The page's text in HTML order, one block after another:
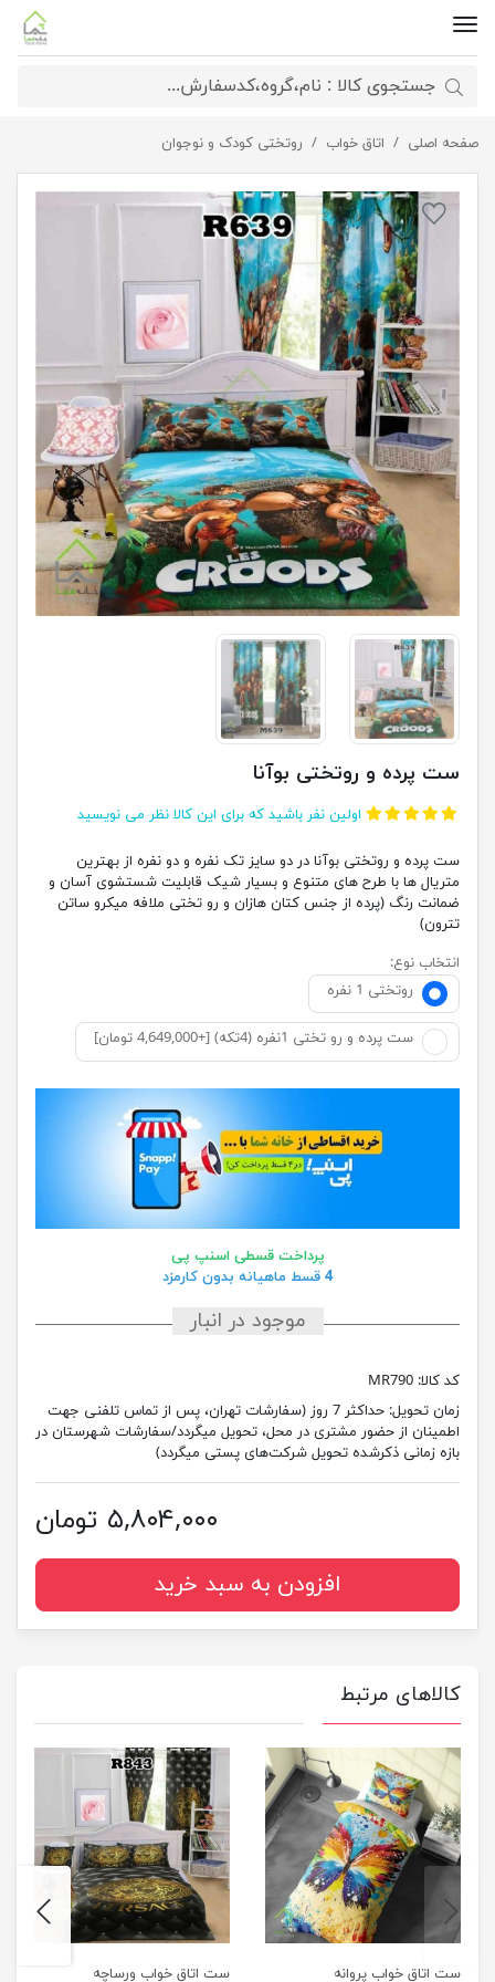
صفحه اصلی اتاق خواب روتختی کودک و نوجوان ست پرده و روتختی بوآنا
ست پرده و روتختی بوآنا
اولین نفر باشید که برای این کالا نظر می نویسید
ست پرده و روتختی بوآنا در دو سایز تک نفره و دو نفره از بهترین
متریال ها با طرح های متنوع و بسیار شیک قابلیت شستشوی آسان و
ضمانت رنگ (پرده از جنس کتان هازان و رو تختی ملافه میکرو ساتن
تترون)
انتخاب نوع:
روتختی 1 نفره
ست پرده و رو تختی 1نفره (4تکه) [+4,649,000 تومان]
پرداخت قسطی اسنپ پی
4 قسط ماهیانه بدون کارمزد
موجود در انبار
کد کالا: MR790
زمان تحویل:
حداکثر 7 روز (سفارشات تهران، پس از تماس تلفنی جهت
اطمینان از حضور مشتری در محل، تحویل میگردد/سفارشات شهرستان در
بازه زمانی ذکرشده تحویل شرکت‌های پستی میگردد)
۵,۸۰۴,۰۰۰ تومان
افزودن به سبد خرید
کالاهای مرتبط
ست اتاق خواب پروانه ست اتاق خواب ورساچه
previus